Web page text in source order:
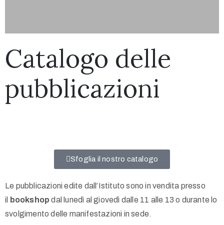
Catalogo delle
pubblicazioni
Sfoglia il nostro catalogo
Le pubblicazioni edite dall’Istituto sono in vendita presso
il bookshop dal lunedì al giovedì dalle 11 alle 13 o durante lo
svolgimento delle manifestazioni in sede.